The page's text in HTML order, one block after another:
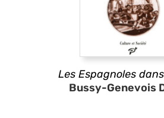
Les Espagnoles
Bussy-Genevois